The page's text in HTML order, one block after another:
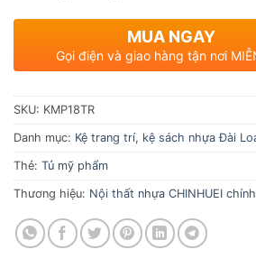
MUA NGAY
Gọi điện và giao hàng tận nơi
SKU: KMP18TR
Danh mục: Kệ trang trí, kệ sách nhựa Đài
Thẻ: Tủ mỹ phẩm
Thương hiệu: Nội thất nhựa CHINHUEI